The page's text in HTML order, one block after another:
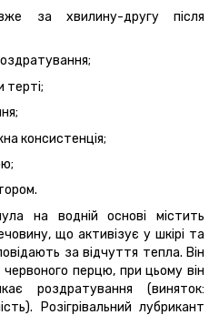
за хвилину-другу після
терті;
консистенція;
на водній основі містить
що активізує у шкірі та
за відчуття тепла. Він
червоного перцю, при цьому він
роздратування (виняток:
Розігрівальний лубрикант